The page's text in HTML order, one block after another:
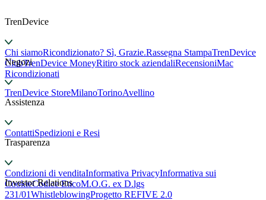
TrenDevice
Chi siamoRicondizionato? Sì, Grazie.Rassegna StampaTrenDevice
ClubTrenDevice MoneyRitiro stock aziendaliRecensioniMac
Ricondizionati
Negozi
TrenDevice StoreMilanoTorinoAvellino
Assistenza
ContattiSpedizioni e Resi
Trasparenza
Condizioni di venditaInformativa PrivacyInformativa sui
CookieCodice EticoM.O.G. ex D.lgs
231/01WhistleblowingProgetto REFIVE 2.0
Investor Relations